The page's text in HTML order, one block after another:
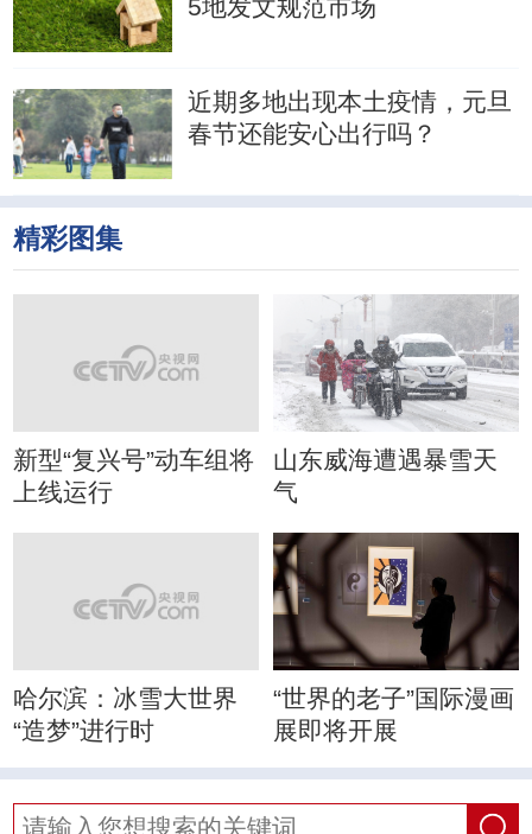
5地发文规范市场
近期多地出现本土疫情，元旦
春节还能安心出行吗？
精彩图集
新型“复兴号”动车组将
上线运行
山东威海遭遇暴雪天
气
哈尔滨：冰雪大世界
“造梦”进行时
“世界的老子”国际漫画
展即将开展